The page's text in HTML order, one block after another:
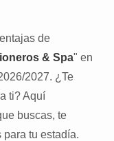
de
& Spa" en
2027. ¿Te
ti? Aquí
buscas, te
para tu estadía.